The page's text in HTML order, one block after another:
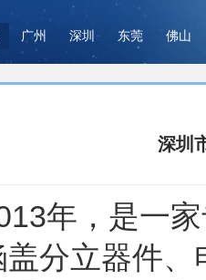
广州 深圳 东莞 佛山
深圳
年，是一
分立器件